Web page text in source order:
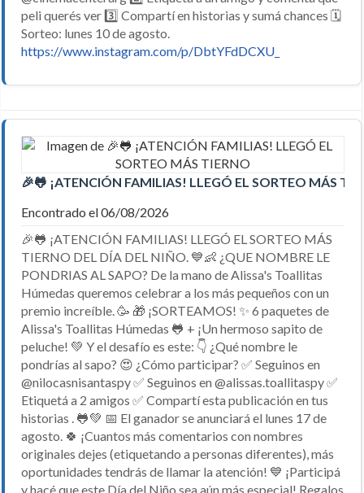
peli querés ver 3️⃣ Compartí en historias y sumá chances 🗓️
Sorteo: lunes 10 de agosto.
https://www.instagram.com/p/DbtYFdDCXU_
🎉🐸 ¡ATENCIÓN FAMILIAS! LLEGÓ EL SORTEO MÁS
Encontrado el 06/08/2026
🎉🐸 ¡ATENCIÓN FAMILIAS! LLEGÓ EL SORTEO MÁS
TIERNO DEL DÍA DEL NIÑO. 💙👶 ¿QUE NOMBRE LE
PONDRIAS AL SAPO? De la mano de Alissa's Toallitas
Húmedas queremos celebrar a los más pequeños con un
premio increíble. 🥳 🎁 ¡SORTEAMOS! ✨ 6 paquetes de
Alissa's Toallitas Húmedas 🐸 + ¡Un hermoso sapito de
peluche! 💚 Y el desafío es este: 👇 ¿Qué nombre le
pondrías al sapo? 😍 ¿Cómo participar? ✅ Seguinos en
@nilocasnisantaspy ✅ Seguinos en @alissas.toallitaspy ✅
Etiquetá a 2 amigos ✅ Compartí esta publicación en tus
historias . 🐸💚 📅 El ganador se anunciará el lunes 17 de
agosto. 🍀 ¡Cuantos más comentarios con nombres
originales dejes (etiquetando a personas diferentes), más
oportunidades tendrás de llamar la atención! 💙 ¡Participá
y hacé que este Día del Niño sea aún más especial! Regalos